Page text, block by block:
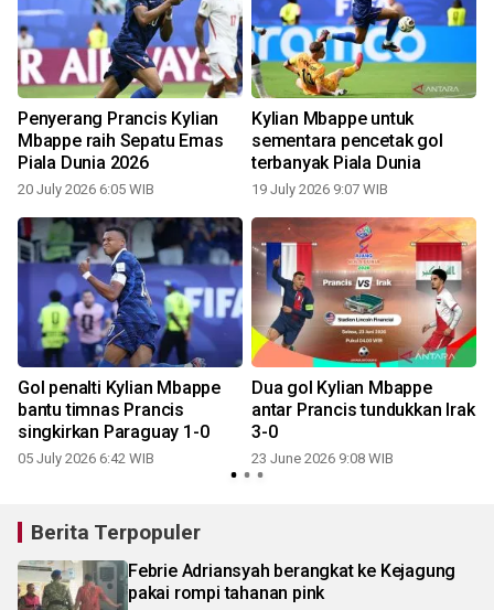
Penyerang Prancis Kylian
Mbappe raih Sepatu Emas
Piala Dunia 2026
20 July 2026 6:05 WIB
Kylian Mbappe untuk
sementara pencetak gol
terbanyak Piala Dunia
19 July 2026 9:07 WIB
Gol penalti Kylian Mbappe
bantu timnas Prancis
singkirkan Paraguay 1-0
05 July 2026 6:42 WIB
Dua gol Kylian Mbappe
antar Prancis tundukkan Irak
3-0
23 June 2026 9:08 WIB
Berita Terpopuler
Febrie Adriansyah berangkat ke Kejagung
pakai rompi tahanan pink